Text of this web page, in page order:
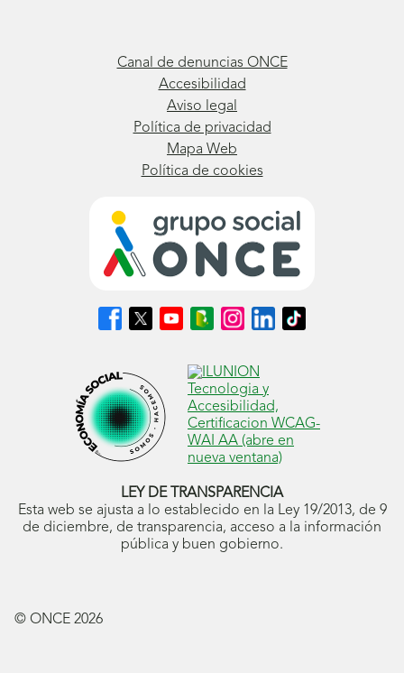
Canal de denuncias ONCE
Accesibilidad
Aviso legal
Política de privacidad
Mapa Web
Política de cookies
Síguenos
en
abrirá
en
ventana
nueva)
Síguenos
en
abrirá
en
ventana
nueva)
Síguenos
en
abrirá
en
ventana
nueva)
Síguenos
en
Blog
ONCE
(se
abrirá
en
ventana
nueva)
Síguenos
en
(se
abrirá
en
ventana
nueva)
Síguenos
en
(se
abrirá
en
ventana
nueva)
Síguenos
en
ventana
nueva)
LEY DE TRANSPARENCIA
Esta web se ajusta a lo establecido en la Ley 19/2013, de 9
de diciembre, de transparencia, acceso a la información
pública y buen gobierno.
© ONCE 2026